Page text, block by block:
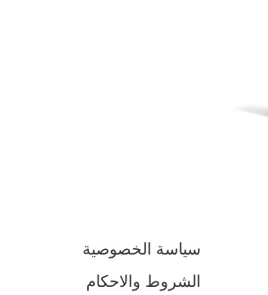
سياسة الخصوصية
الشروط والاحكام